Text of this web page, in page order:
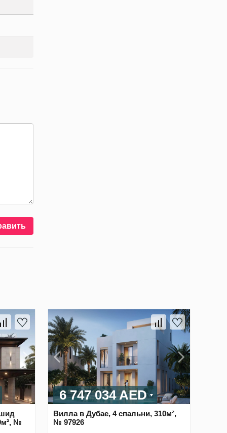
№
6 747 034 AED
Вилла в Дубае, 4 спальни, 310м²,
№ 97926